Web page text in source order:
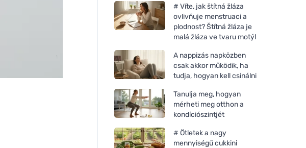
# Víte, jak štítná žláza
ovlivňuje menstruaci a
plodnost? Štítná žláza je
malá žláza ve tvaru motýl
A nappizás napközben
csak akkor működik, ha
tudja, hogyan kell csinálni
Tanulja meg, hogyan
mérheti meg otthon a
kondíciószintjét
# Ötletek a nagy
mennyiségű cukkini